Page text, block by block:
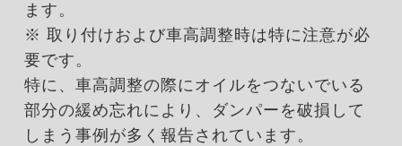
ます。
※ 取り付けおよび車高調整時は特に注意が必
要です。
特に、車高調整の際にオイルをつないでいる
部分の緩め忘れにより、ダンパーを破損して
しまう事例が多く報告されています。